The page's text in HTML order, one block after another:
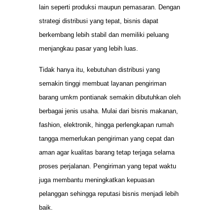
lain seperti produksi maupun pemasaran. Dengan
strategi distribusi yang tepat, bisnis dapat
berkembang lebih stabil dan memiliki peluang
menjangkau pasar yang lebih luas.
Tidak hanya itu, kebutuhan distribusi yang
semakin tinggi membuat layanan pengiriman
barang umkm pontianak semakin dibutuhkan oleh
berbagai jenis usaha. Mulai dari bisnis makanan,
fashion, elektronik, hingga perlengkapan rumah
tangga memerlukan pengiriman yang cepat dan
aman agar kualitas barang tetap terjaga selama
proses perjalanan. Pengiriman yang tepat waktu
juga membantu meningkatkan kepuasan
pelanggan sehingga reputasi bisnis menjadi lebih
baik.